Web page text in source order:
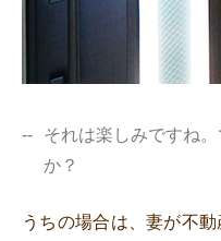
それは楽しみですね
か？
うちの場合は、妻が不